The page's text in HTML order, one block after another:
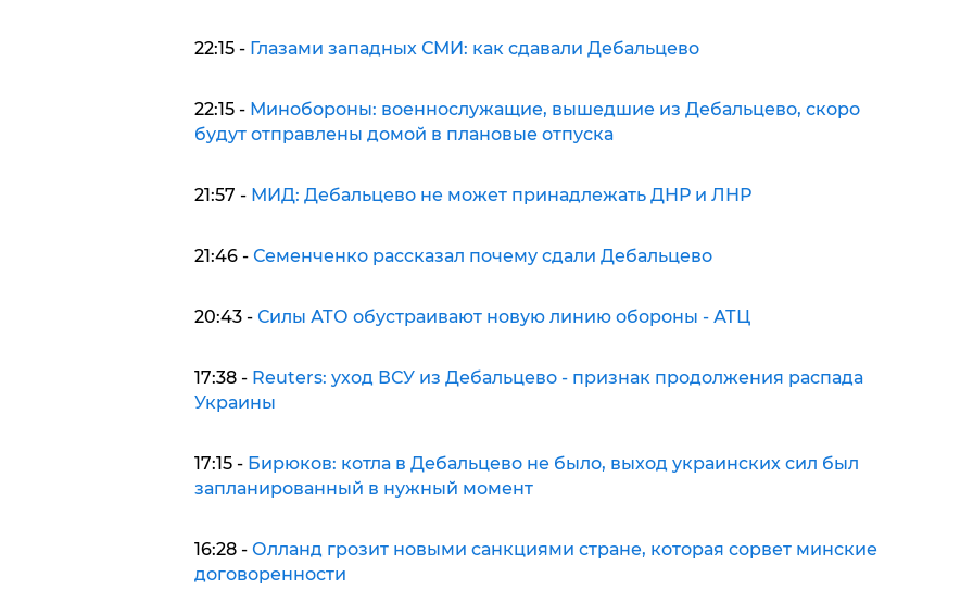
22:15 - Глазами западных СМИ: как сдавали Дебальцево
22:15 - Минобороны: военнослужащие, вышедшие из Дебальцево, скоро
будут отправлены домой в плановые отпуска
21:57 - МИД: Дебальцево не может принадлежать ДНР и ЛНР
21:46 - Семенченко рассказал почему сдали Дебальцево
20:43 - Силы АТО обустраивают новую линию обороны - АТЦ
17:38 - Reuters: уход ВСУ из Дебальцево - признак продолжения распада
Украины
17:15 - Бирюков: котла в Дебальцево не было, выход украинских сил был
запланированный в нужный момент
16:28 - Олланд грозит новыми санкциями стране, которая сорвет минские
договоренности